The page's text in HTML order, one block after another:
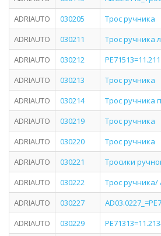
ADRIAUTO
030205
Трос ручника
ADRIAUTO
030211
Трос ручника
ADRIAUTO
030212
ADRIAUTO
030213
Трос ручника
ADRIAUTO
030214
Трос ручника
ADRIAUTO
030219
Трос ручника
ADRIAUTO
030220
Трос ручника
ADRIAUTO
030221
Тросики
ADRIAUTO
030222
Трос ручника/
ADRIAUTO
030227
ADRIAUTO
030229